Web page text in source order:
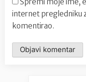
internet pregledniku
komentirao.